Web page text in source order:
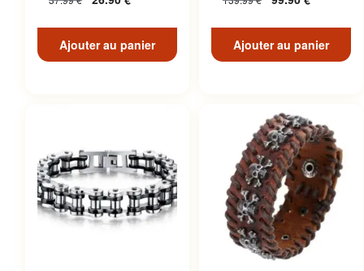
Ajouter au panier Ajouter au panier